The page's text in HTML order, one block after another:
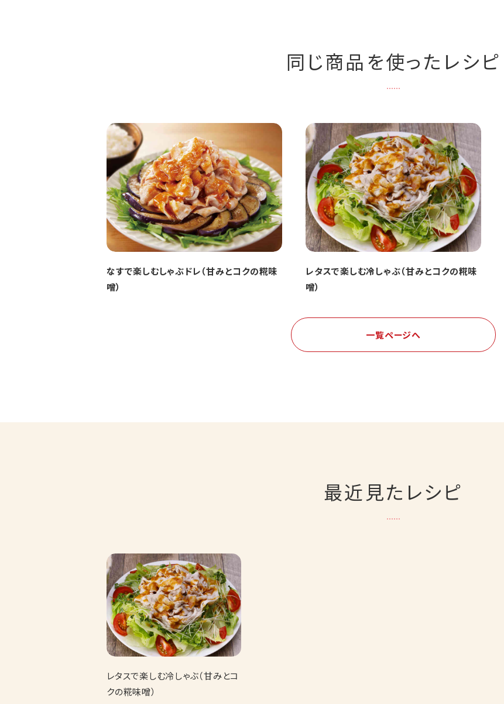
同じ商品を使ったレシピ
なすで楽しむしゃぶドレ（甘みとコクの糀味
噌）
レタスで楽しむ冷しゃぶ（甘みとコクの糀味
噌）
一覧ページへ
最近見たレシピ
レタスで楽しむ冷しゃぶ（甘みとコ
クの糀味噌）